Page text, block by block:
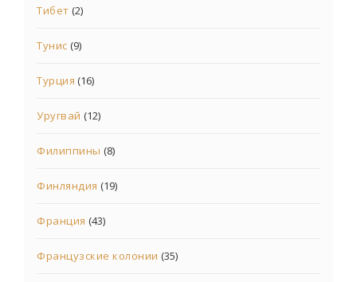
Тибет (2)
Тунис (9)
Турция (16)
Уругвай (12)
Филиппины (8)
Финляндия (19)
Франция (43)
Французские колонии (35)